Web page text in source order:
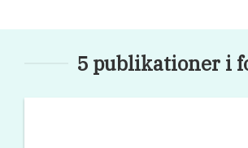
5 publikationer i